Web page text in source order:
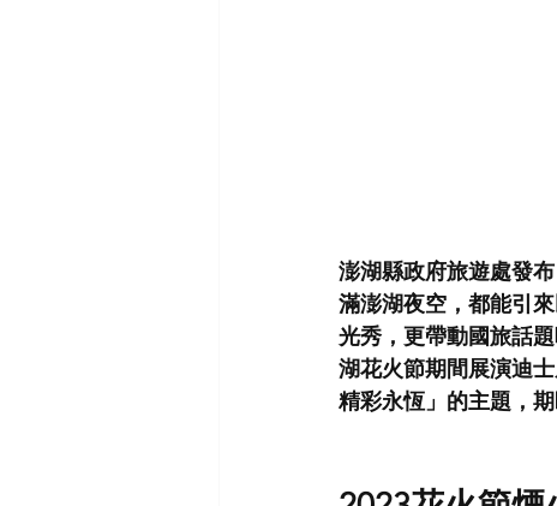
澎湖縣政府旅遊處發
滿澎湖夜空，都能引
光秀，更帶動國旅話
湖花火節期間展演迪
精彩永恆」的主題，